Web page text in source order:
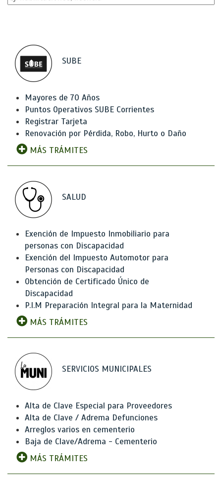
SUBE
Mayores de 70 Años
Puntos Operativos SUBE Corrientes
Registrar Tarjeta
Renovación por Pérdida, Robo, Hurto o Daño
MÁS TRÁMITES
SALUD
Exención de Impuesto Inmobiliario para
personas con Discapacidad
Exención del Impuesto Automotor para
Personas con Discapacidad
Obtención de Certificado Único de
Discapacidad
P.I.M Preparación Integral para la Maternidad
MÁS TRÁMITES
SERVICIOS MUNICIPALES
Alta de Clave Especial para Proveedores
Alta de Clave / Adrema Defunciones
Arreglos varios en cementerio
Baja de Clave/Adrema - Cementerio
MÁS TRÁMITES